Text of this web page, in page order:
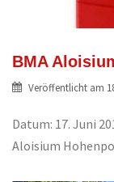
BMA
Veröffentlicht am
Datum: 17. Juni
Aloisium